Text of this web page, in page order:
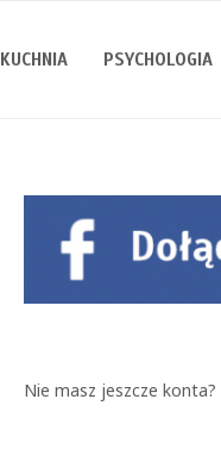
KUCHNIA PSYCHOLOGIA
Nie masz jeszcze konta?